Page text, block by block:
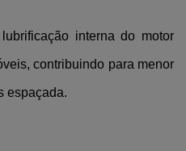
interna do motor
contribuindo para menor
espaçada.